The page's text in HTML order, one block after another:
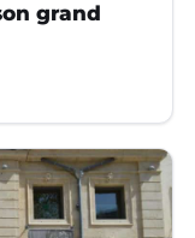
grand